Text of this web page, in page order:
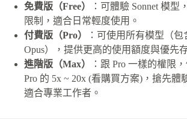
免費版（Free）
：可體驗 Sonnet 模型
限制，適合日常輕度使用。
付費版（Pro）
：可使用所有模型（包
Opus），提供更高的使用額度與優先
進階版（Max）
：跟 Pro 一樣的權限
Pro 的 5x ~ 20x (看購買方案)，搶先體
適合專業工作者。